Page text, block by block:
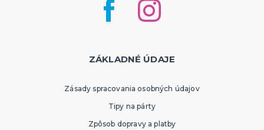
ZÁKLADNÉ ÚDAJE
Zásady spracovania osobných údajov
Tipy na párty
Zpôsob dopravy a platby